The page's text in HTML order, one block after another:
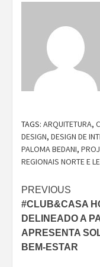
TAGS: ARQUITETURA,
DESIGN, DESIGN DE
PALOMA BEDANI,
REGIONAIS NORTE E
Continue
Reading
PREVIOUS
#CLUB&CASA
DELINEADO A
APRESENTA
BEM-ESTAR